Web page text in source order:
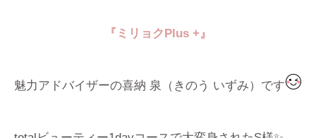
『ミリョクPlus +』
魅力アドバイザーの喜納 泉（きのう いずみ）です